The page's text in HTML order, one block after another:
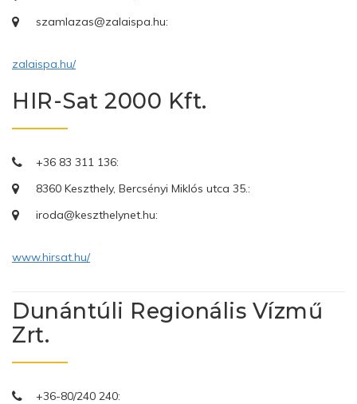
szamlazas@zalaispa.hu:
zalaispa.hu/
HIR-Sat 2000 Kft.
+36 83 311 136:
8360 Keszthely, Bercsényi Miklós utca 35.:
iroda@keszthelynet.hu:
www.hirsat.hu/
Dunántúli Regionális Vízmű
Zrt.
+36-80/240 240: